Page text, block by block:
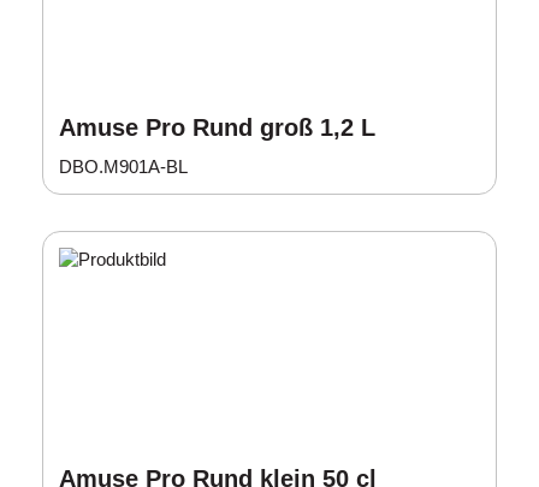
Amuse Pro Rund groß 1,2 L
DBO.M901A-BL
Amuse Pro Rund klein 50 cl